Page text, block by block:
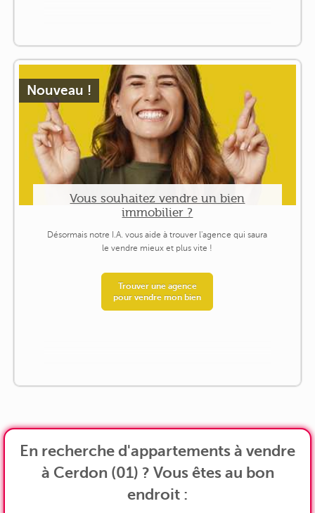
Nouveau !
Vous souhaitez vendre un bien
immobilier ?
Désormais notre I.A. vous aide à trouver l'agence qui saura
le vendre mieux et plus vite !
Trouver une agence
pour vendre mon bien
En recherche d'appartements à vendre
à Cerdon (01) ? Vous êtes au bon
endroit :